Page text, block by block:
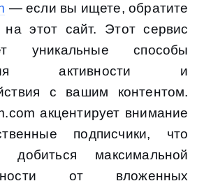
— если вы ищете, обратите
на этот сайт. Этот сервис
уникальные способы
активности и
с вашим контентом.
акцентирует внимание
подписчики, что
добиться максимальной
от вложенных